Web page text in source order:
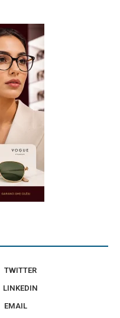
TWITTER
LINKEDIN
EMAIL